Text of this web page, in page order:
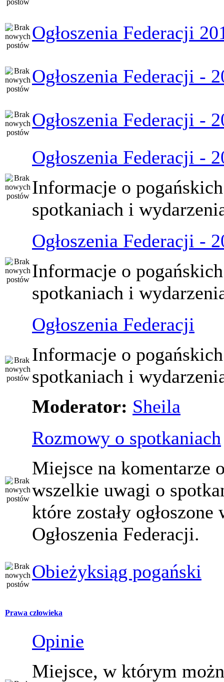
Ogłoszenia Federacji
Ogłoszenia Federacji -
Ogłoszenia Federacji -
Ogłoszenia Federacji -
Informacje o pogańskich
spotkaniach i
Ogłoszenia Federacji -
Informacje o pogańskich
spotkaniach i
Ogłoszenia Federacji
Informacje o pogańskich
spotkaniach i
Moderator: Sheila
Rozmowy o spotkaniach
Miejsce na komentarze
wszelkie uwagi o
które zostały ogłoszone
Ogłoszenia Federacji.
Obieżyksiąg pogański
Prawa człowieka
Opinie
Miejsce, w którym